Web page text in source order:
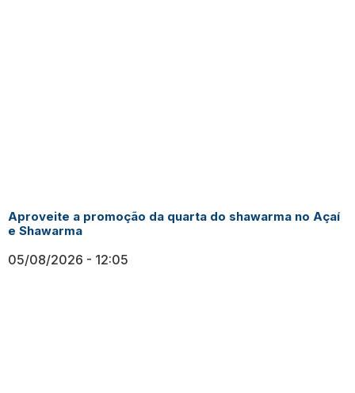
Aproveite a promoção da quarta do shawarma no Açaí
e Shawarma
05/08/2026 12:05